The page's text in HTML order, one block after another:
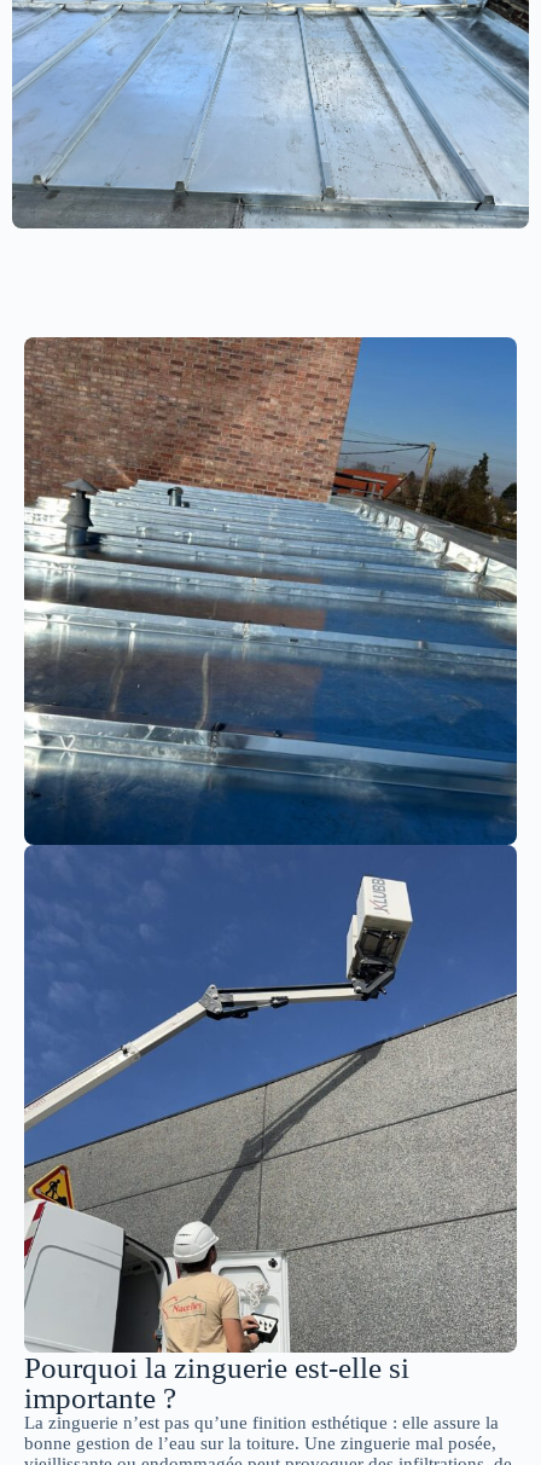
Pourquoi la zinguerie est-elle si
importante ?
La zinguerie n’est pas qu’une finition esthétique : elle assure la
bonne gestion de l’eau sur la toiture. Une zinguerie mal posée,